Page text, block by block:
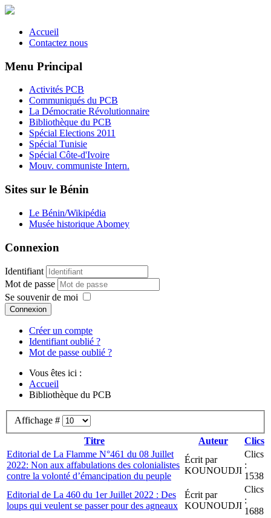
Accueil
Contactez nous
Menu Principal
Activités PCB
Communiqués du PCB
La Démocratie Révolutionnaire
Bibliothèque du PCB
Spécial Elections 2011
Spécial Tunisie
Spécial Côte-d'Ivoire
Mouv. communiste Intern.
Sites sur le Bénin
Le Bénin/Wikipédia
Musée historique Abomey
Connexion
Identifiant
Mot de passe
Se souvenir de moi
Connexion
Créer un compte
Identifiant oublié ?
Mot de passe oublié ?
Vous êtes ici :
Accueil
Bibliothèque du PCB
Affichage #
Titre
Auteur
Clics
Editorial de La Flamme N°461 du 08 Juillet
2022: Non aux affabulations des colonialistes
contre la volonté d’émancipation du peuple
Écrit par
KOUNOUDJI
Clics
:
1538
Editorial de La 460 du 1er Juillet 2022 : Des
loups qui veulent se passer pour des agneaux
Écrit par
KOUNOUDJI
Clics
:
1688